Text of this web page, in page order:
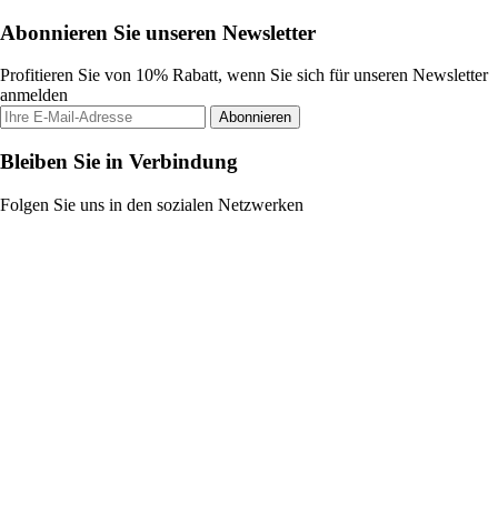
Abonnieren Sie unseren Newsletter
Profitieren Sie von 10% Rabatt, wenn Sie sich für unseren Newsletter
anmelden
Abonnieren
Bleiben Sie in Verbindung
Folgen Sie uns in den sozialen Netzwerken